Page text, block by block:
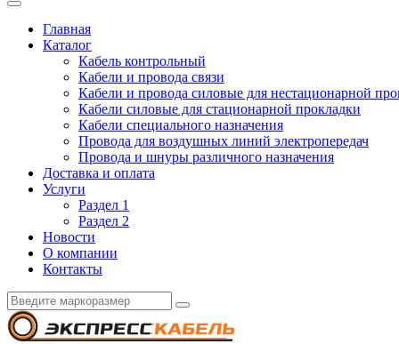
Главная
Каталог
Кабель контрольный
Кабели и провода связи
Кабели и провода силовые для нестационарной
Кабели силовые для стационарной прокладки
Кабели специального назначения
Провода для воздушных линий электропередач
Провода и шнуры различного назначения
Доставка и оплата
Услуги
Раздел 1
Раздел 2
Новости
О компании
Контакты